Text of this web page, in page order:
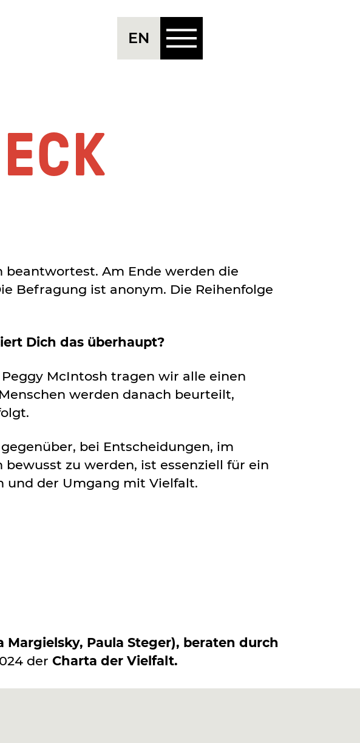
EN Menü
beantwortest. Am Ende werden die
Befragung ist anonym. Die Reihenfolge
Dich das überhaupt?
McIntosh tragen wir alle einen
werden danach beurteilt,
bei Entscheidungen, im
zu werden, ist essenziell für ein
und der Umgang mit Vielfalt.
Margielsky, Paula Steger), beraten durch
der Charta der Vielfalt.